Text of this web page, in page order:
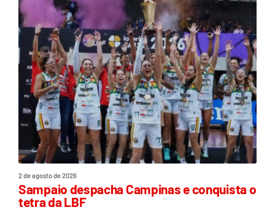
2 de agosto de 2026
Sampaio despacha Campinas e conquista o
tetra da LBF